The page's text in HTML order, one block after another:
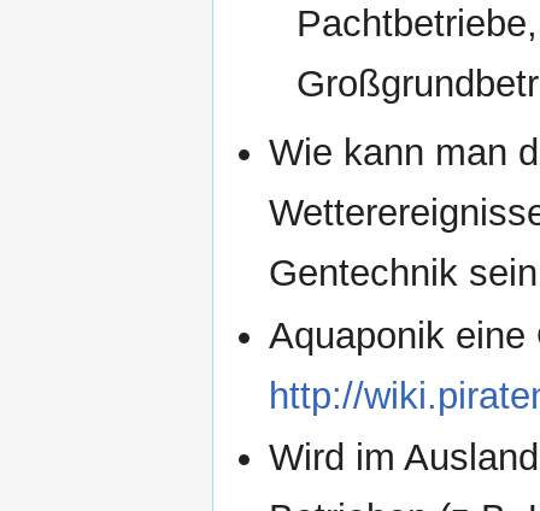
Wie kann man
Gentechnik
Aquaponik eine
http://
Wird im